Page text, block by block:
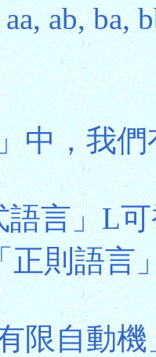
ab, ba,
中，我
語言」L
正則語言
限自動機